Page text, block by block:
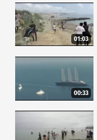
01:03
00:33